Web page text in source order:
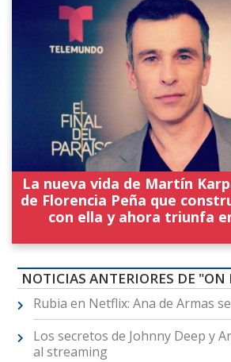
La nueva vida de Martín
de Florencia Peña que
con ella y ahora triunfa
NOTICIAS ANTERIORES DE
Rubia en Netflix: Ana de Armas
Los secretos de Johnny Deep y
al streaming